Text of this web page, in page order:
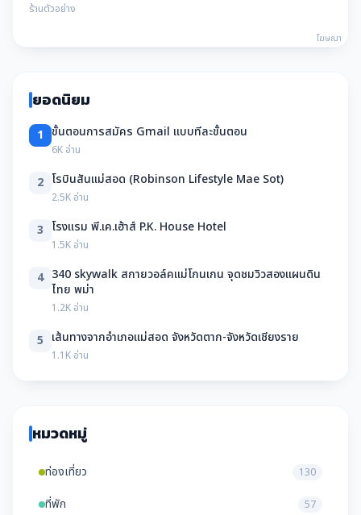
ร้านตัวอย่าง
โฆษณา
ยอดนิยม
1 ขั้นตอนการสมัคร Gmail แบบทีละขั้นตอน
6K อ่าน
2 โรบินสันแม่สอด (Robinson Lifestyle Mae Sot)
2.5K อ่าน
3 โรงแรม พี.เค.เฮ้าส์ P.K. House Hotel
1.5K อ่าน
4 340 skywalk สกายวอล์คแม่โกนเกน จุดชมวิวสองแผนดิน
ไทย พม่า
1.2K อ่าน
5 เส้นทางจากอำเภอแม่สอด จังหวัดตาก-จังหวัดเชียงราย
1.1K อ่าน
หมวดหมู่
ท่องเที่ยว 130
ที่พัก 57